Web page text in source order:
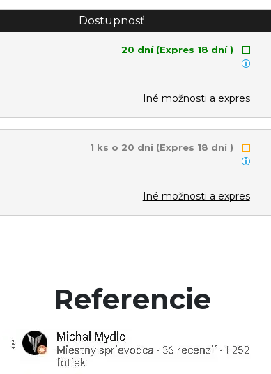
Dostupnosť
20 dní (Expres 18 dní )
Iné možnosti a expres
1 ks o 20 dní (Expres 18 dní )
Iné možnosti a expres
Referencie